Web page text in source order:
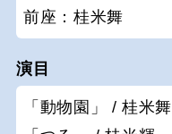
前座：桂米舞
演目
「動物園」 / 桂米舞